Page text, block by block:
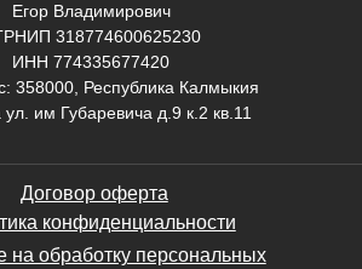
конфиденциальности
на обработку персональных
Егор Владимирович
318774600625230
ИНН 774335677420
358000, Республика Калмыкия
ул. им Губаревича д.9 к.2 кв.11
Договор оферта